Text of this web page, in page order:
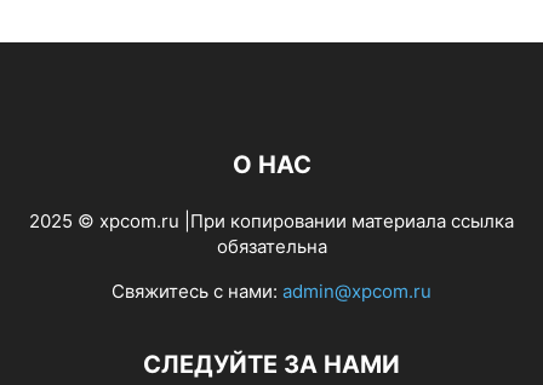
О НАС
2025 © xpcom.ru |При копировании материала ссылка
обязательна
Свяжитесь с нами: admin@xpcom.ru
СЛЕДУЙТЕ ЗА НАМИ